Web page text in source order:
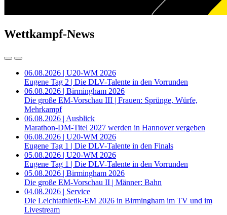
Wettkampf-News
06.08.2026 | U20-WM 2026
Eugene Tag 2 | Die DLV-Talente in den Vorrunden
06.08.2026 | Birmingham 2026
Die große EM-Vorschau III | Frauen: Sprünge, Würfe,
Mehrkampf
06.08.2026 | Ausblick
Marathon-DM-Titel 2027 werden in Hannover vergeben
06.08.2026 | U20-WM 2026
Eugene Tag 1 | Die DLV-Talente in den Finals
05.08.2026 | U20-WM 2026
Eugene Tag 1 | Die DLV-Talente in den Vorrunden
05.08.2026 | Birmingham 2026
Die große EM-Vorschau II | Männer: Bahn
04.08.2026 | Service
Die Leichtathletik-EM 2026 in Birmingham im TV und im
Livestream